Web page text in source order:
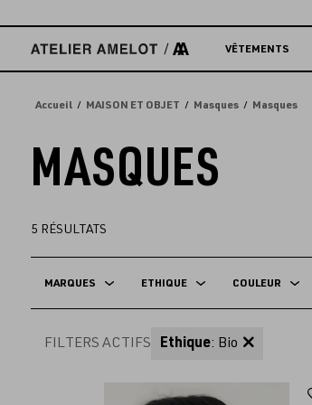
directement
contenu
VÊTEMENTS
Accueil MAISON ET OBJET Masques Masques
MASQUES
5 RÉSULTATS
MARQUES ETHIQUE COULEUR
FILTERS ACTIFS Ethique: Bio